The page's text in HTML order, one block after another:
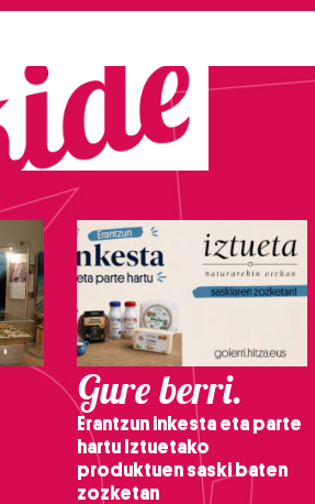
Gure berri.
Erantzun inkesta eta parte
hartu Iztuetako
produktuen saski baten
zozketan